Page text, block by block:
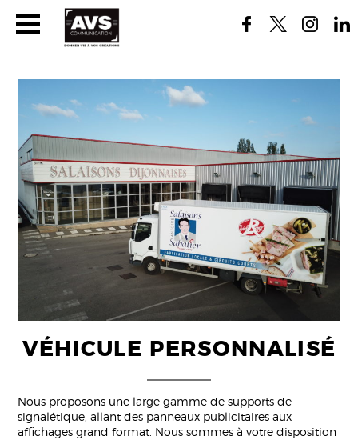
VÉHICULE PERSONNALISÉ
Nous proposons une large gamme de supports de
signalétique, allant des panneaux publicitaires aux
affichages grand format. Nous sommes à votre disposition